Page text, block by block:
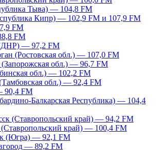
Тыва) — 104,8 FM
Кипр) — 102,9 FM и 107,9 FM
FM
FM
— 97,2 FM
(Ростовская обл.) — 107,0 FM
обл.) — 96,7 FM
обл.) — 102,2 FM
обл.) — 92,4 FM
90,4 FM
Балкарская Республика) — 104,4
(Ставропольский край) — 94,2 FM
край) — 100,4 FM
(Югра) — 92,1 FM
— 89,2 FM